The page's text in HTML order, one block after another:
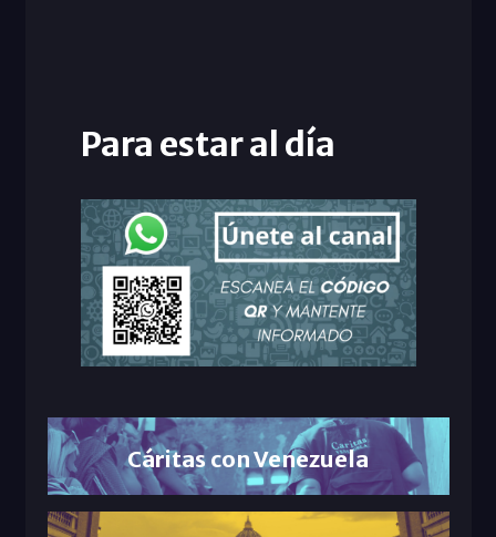
Para estar al día
Cáritas con Venezuela